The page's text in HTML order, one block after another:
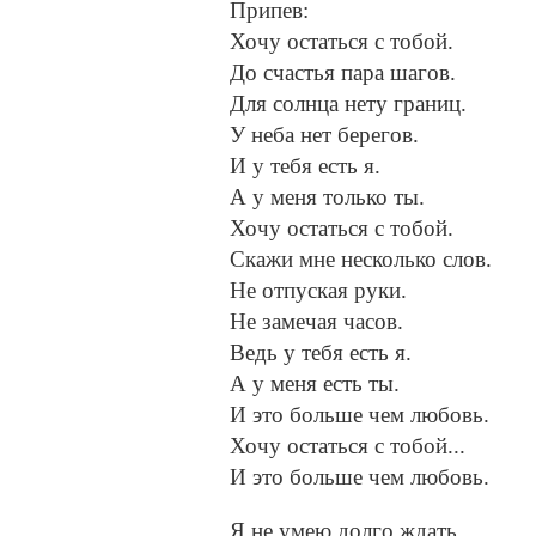
Припев:
Хочу остаться с тобой.
До счастья пара шагов.
Для солнца нету границ.
У неба нет берегов.
И у тебя есть я.
А у меня только ты.
Хочу остаться с тобой.
Скажи мне несколько слов.
Не отпуская руки.
Не замечая часов.
Ведь у тебя есть я.
А у меня есть ты.
И это больше чем любовь.
Хочу остаться с тобой...
И это больше чем любовь.
Я не умею долго ждать.